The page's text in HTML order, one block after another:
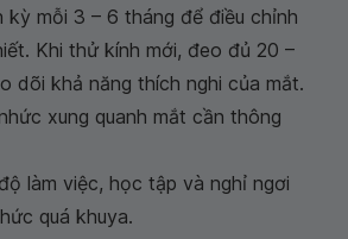
kỳ mỗi 3 – 6 tháng để điều chỉnh
Khi thử kính mới, đeo đủ 20 –
dõi khả năng thích nghi của mắt.
xung quanh mắt cần thông
làm việc, học tập và nghỉ ngơi
quá khuya.